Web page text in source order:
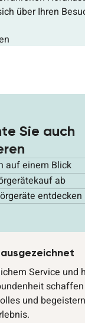
über Ihren
Sie auch
auf einem Blick
ab
entdecken
Service und
und